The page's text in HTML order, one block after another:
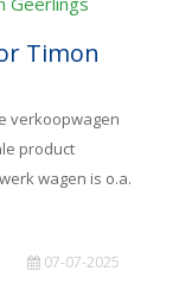
Timon
verkoopwagen
product
wagen is o.a.
07-07-2025